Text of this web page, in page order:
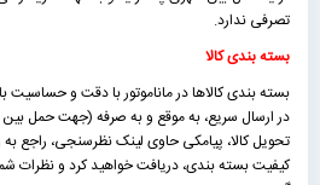
تصرفی ندارد.
بسته بندی کالا
بسته بندی کالاها در ماناموتور با دقت و حساسیت
در ارسال سریع، به موقع و به صرفه (جهت حمل
تحویل کالا، پیامکی حاوی لینک نظرسنجی، راجع به
کیفیت بسته بندی، دریافت خواهید کرد و نظرات